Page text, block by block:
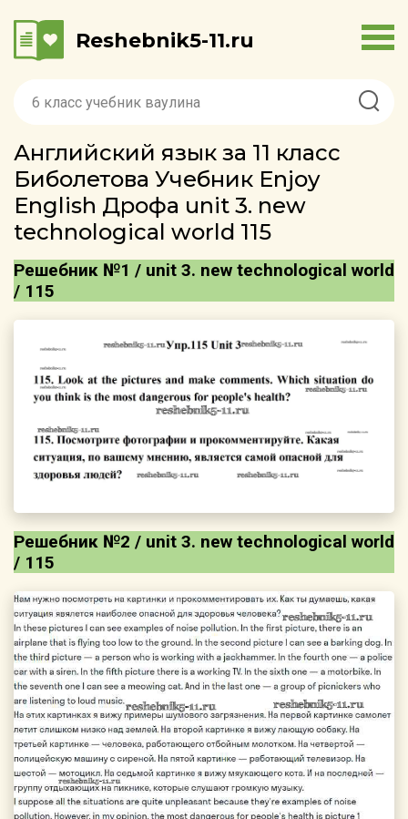
Reshebnik5-11.ru
Английский язык за 11 класс
Биболетова Учебник Enjoy
English Дрофа unit 3. new
technological world 115
Решебник №1 / unit 3. new technological world
/ 115
Решебник №2 / unit 3. new technological world
/ 115